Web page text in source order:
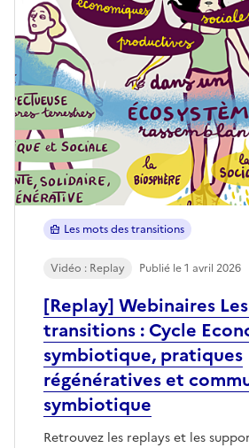
[Replay] Webinaires
transitions : Cycle
symbiotique, pratiques
régénératives et
symbiotique
Retrouvez les replays et les
Les mots des transitions
Vidéo : Replay Publié le 1 avril 2026